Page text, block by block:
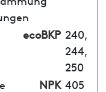
ecoBKP 240,
244,
250
NPK 405